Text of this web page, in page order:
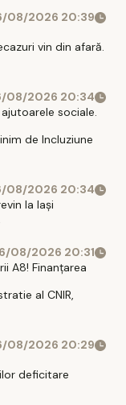
08/2026 20:39
vin din afară.
08/2026 20:34
sociale.
de Incluziune
08/2026 20:34
la Iași
08/2026 20:31
A8! Finanțarea
al CNIR,
08/2026 20:29
deficitare